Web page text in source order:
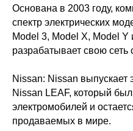
Основана в 2003 году,
спектр электрических
Model 3, Model X, Model Y
разрабатывает свою сеть
Nissan: Nissan выпускает
Nissan LEAF, который
электромобилей и
продаваемых в мире.